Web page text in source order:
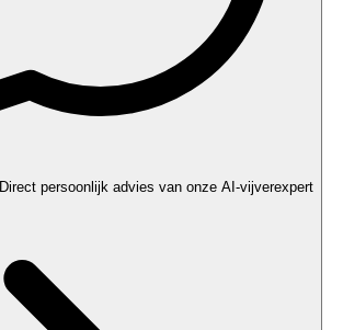
Direct persoonlijk advies van onze AI-vijverexpert